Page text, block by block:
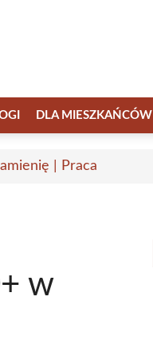
DLA MIESZKAŃCÓW
| Praca
w